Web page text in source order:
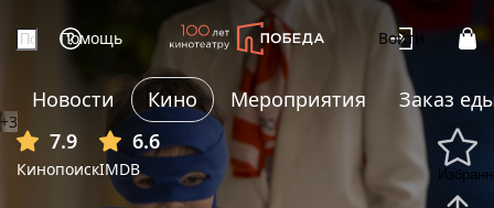
Помощь Войти
Новости Кино Мероприятия
Заказ
7.9
Кинопоиск
6.6
IMDB
+3